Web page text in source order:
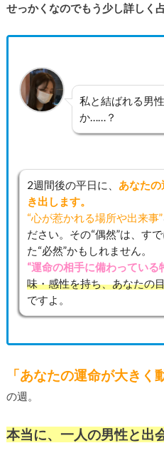
せっかくなのでもう少し詳しく
私と結ばれる男
か……？
2週間後の平日に、 あなた
き出します。
“心が惹かれる場所や出来事”
ださい。その“偶然”は、す
た“必然”かもしれません。
“運命の相手に備わっている
味・感性を持ち、あなたの
ですよ。
「あなたの運命が大きく
の週。
本当に、一人の男性と出